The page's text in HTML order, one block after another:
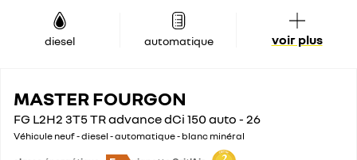
diesel automatique voir plus
MASTER FOURGON
FG L2H2 3T5 TR advance dCi 150 auto - 26
Véhicule neuf - diesel - automatique - blanc minéral